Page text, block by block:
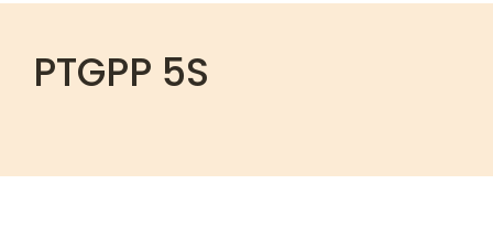
PTGPP 5S